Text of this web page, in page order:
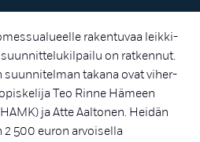
rakentuvaa leikki-
on ratkennut.
takana ovat viher-
Teo Rinne Hämeen
ja Atte Aaltonen. Heidän
500 euron arvoisella